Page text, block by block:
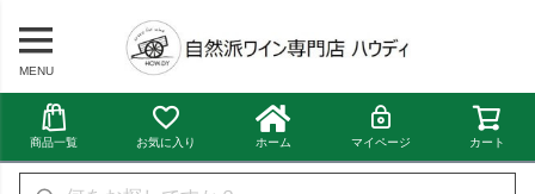
MENU
商品一覧 お気に入り ホーム マイページ カート